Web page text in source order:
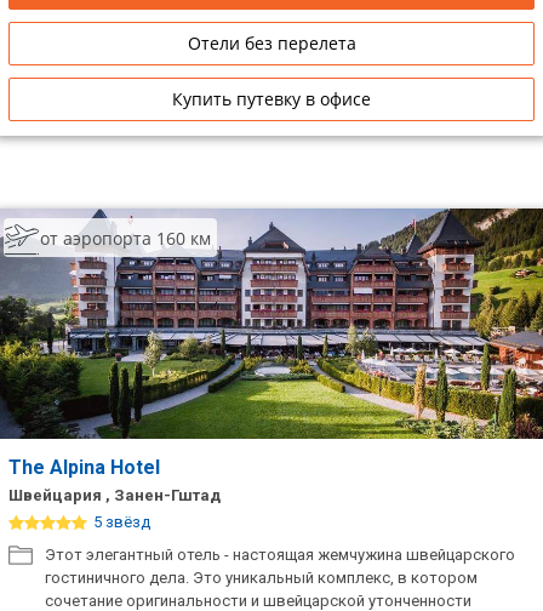
Отели без перелета
Купить путевку в офисе
от аэропорта 160 км
The Alpina Hotel
Швейцария , Занен-Гштад
5 звёзд
Этот элегантный отель - настоящая жемчужина швейцарского
гостиничного дела. Это уникальный комплекс, в котором
сочетание оригинальности и швейцарской утонченности